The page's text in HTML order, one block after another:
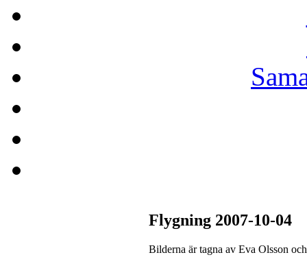
Flygning 2007-10-04
Bilderna är tagna av Eva Olsson